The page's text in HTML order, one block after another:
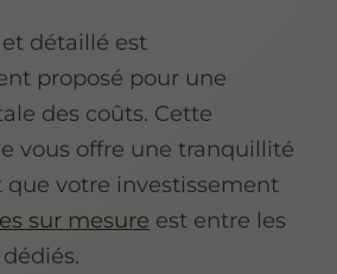
détaillé est
proposé pour une
des coûts. Cette
vous offre une tranquillité
que votre investissement
sur mesure est entre les